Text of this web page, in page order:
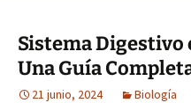
Sistema Digestivo
Una Guía
21 junio, 2024 Biología